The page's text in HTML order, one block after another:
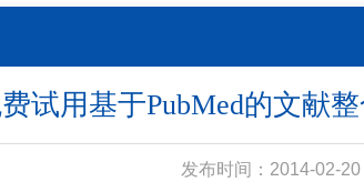
试用基于PubMed的文献
发布时间：2014-02-20